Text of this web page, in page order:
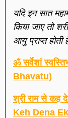
यदि इन सात
किया जाए तो
आयु प्राप्त
ॐ सर्वेशां
Bhavatu)
श्री राम से कह
Keh Dena